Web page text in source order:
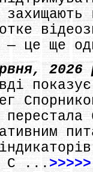
— це ще
перестала
С ...>>>>>